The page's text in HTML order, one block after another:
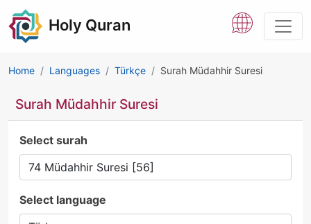
Holy Quran
Home Languages Türkçe Surah Müdahhir Suresi
Surah Müdahhir Suresi
Select surah
Select language